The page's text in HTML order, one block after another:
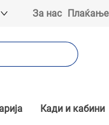
За нас Плаќање
Кади и кабини